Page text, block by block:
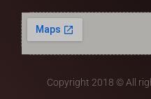
Copyright 2018 © All